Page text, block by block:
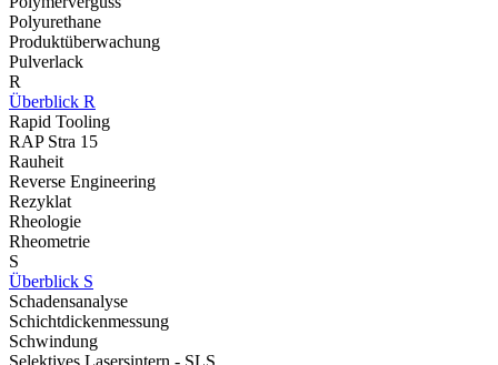
Polyurethane
Produktüberwachung
Pulverlack
R
Überblick R
Rapid Tooling
RAP Stra 15
Rauheit
Reverse Engineering
Rezyklat
Rheologie
Rheometrie
S
Überblick S
Schadensanalyse
Schichtdickenmessung
Schwindung
Selektives Lasersintern - SLS